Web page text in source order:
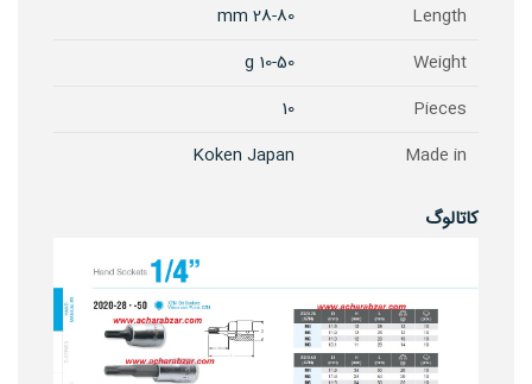
Length
28-80 mm
Weight
10-50 g
Pieces
10
Made in
Koken Japan
کاتالوگ